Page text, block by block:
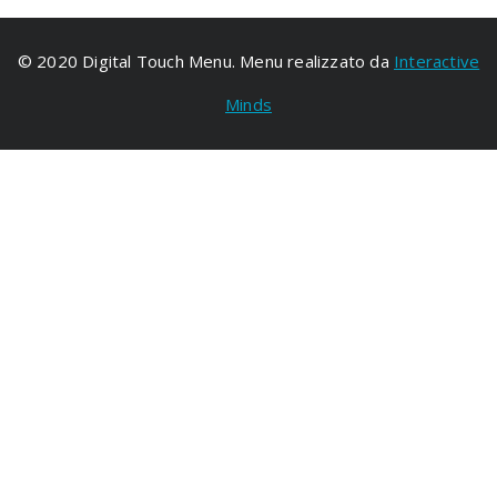
© 2020 Digital Touch Menu. Menu realizzato da Interactive
Minds